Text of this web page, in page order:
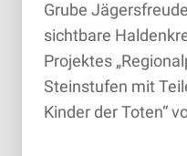
Grube
sichtbare
Projektes
Steinstufen mit
Kinder der Toten“